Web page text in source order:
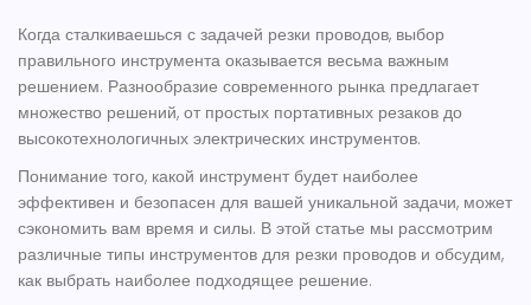
Когда сталкиваешься с задачей резки проводов, выбор
правильного инструмента оказывается весьма важным
решением. Разнообразие современного рынка предлагает
множество решений, от простых портативных резаков до
высокотехнологичных электрических инструментов.
Понимание того, какой инструмент будет наиболее
эффективен и безопасен для вашей уникальной задачи, может
сэкономить вам время и силы. В этой статье мы рассмотрим
различные типы инструментов для резки проводов и обсудим,
как выбрать наиболее подходящее решение.